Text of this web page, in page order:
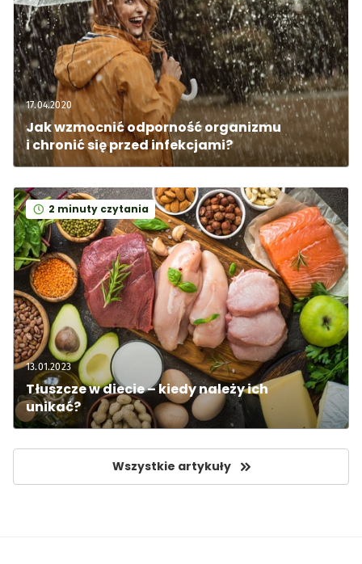
17.04.2020
Jak wzmocnić odporność organizmu
i chronić się przed infekcjami?
13.01.2023
Tłuszcze w diecie – kiedy należy ich
unikać?
2 minuty czytania
Wszystkie artykuły